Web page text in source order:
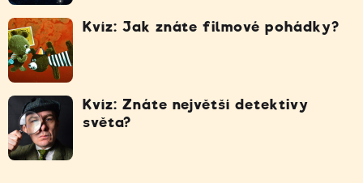
Kvíz: Jak znáte filmové pohádky?
Kvíz: Znáte největší detektivy
světa?